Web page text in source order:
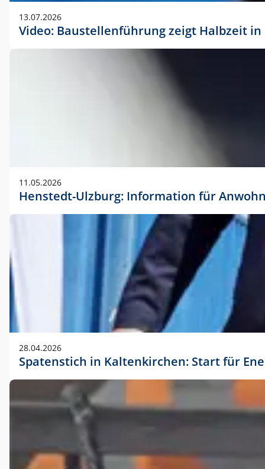
13.07.2026
Video: Baustellenführung zeigt Halbzeit
11.05.2026
Henstedt-Ulzburg: Information für
28.04.2026
Spatenstich in Kaltenkirchen: Start für